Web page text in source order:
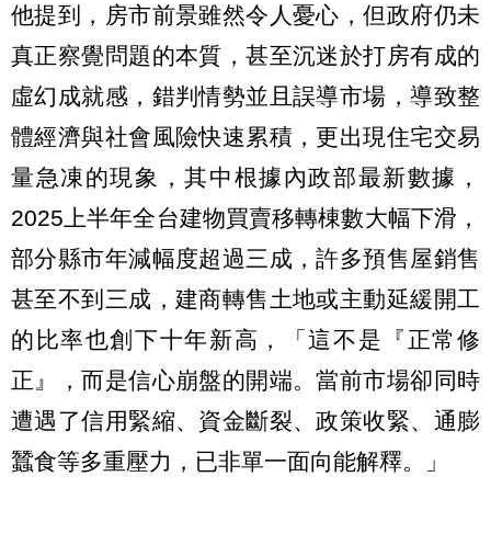
他提到，房市前景雖然令人憂心，但政府仍未
真正察覺問題的本質，甚至沉迷於打房有成的
虛幻成就感，錯判情勢並且誤導市場，導致整
體經濟與社會風險快速累積，更出現住宅交易
量急凍的現象，其中根據內政部最新數據，
2025上半年全台建物買賣移轉棟數大幅下滑，
部分縣市年減幅度超過三成，許多預售屋銷售
甚至不到三成，建商轉售土地或主動延緩開工
的比率也創下十年新高，「這不是『正常修
正』，而是信心崩盤的開端。當前市場卻同時
遭遇了信用緊縮、資金斷裂、政策收緊、通膨
蠶食等多重壓力，已非單一面向能解釋。」